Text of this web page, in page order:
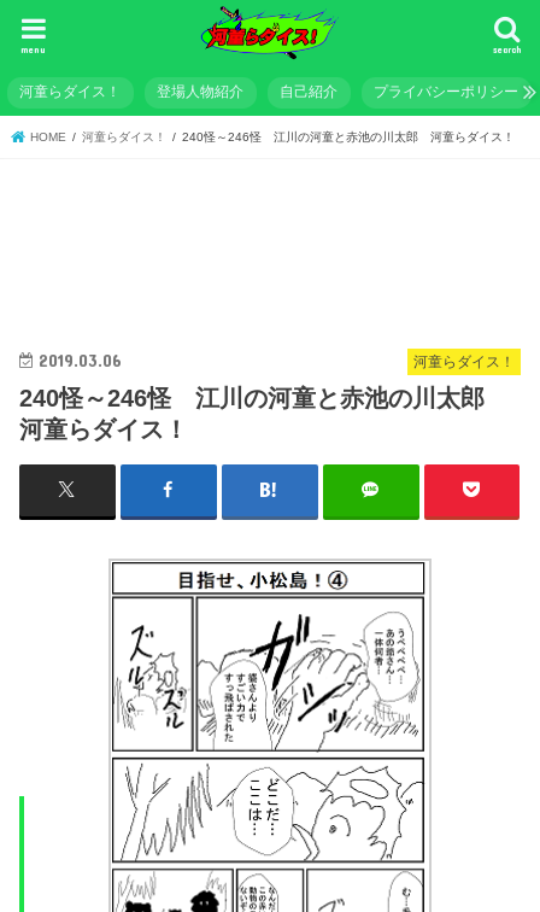
search
menu
河童らダイス！ 登場人物紹介 自己紹介 プライバシーポリシー
HOME 河童らダイス！ 240怪～246怪 江川の河童と赤池の川太郎 河童らダイス！
河童らダイス！
2019.03.06
240怪～246怪 江川の河童と赤池の川太郎
河童らダイス！